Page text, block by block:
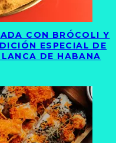
CON BRÓCOLI Y
ESPECIAL DE
DE HABANA